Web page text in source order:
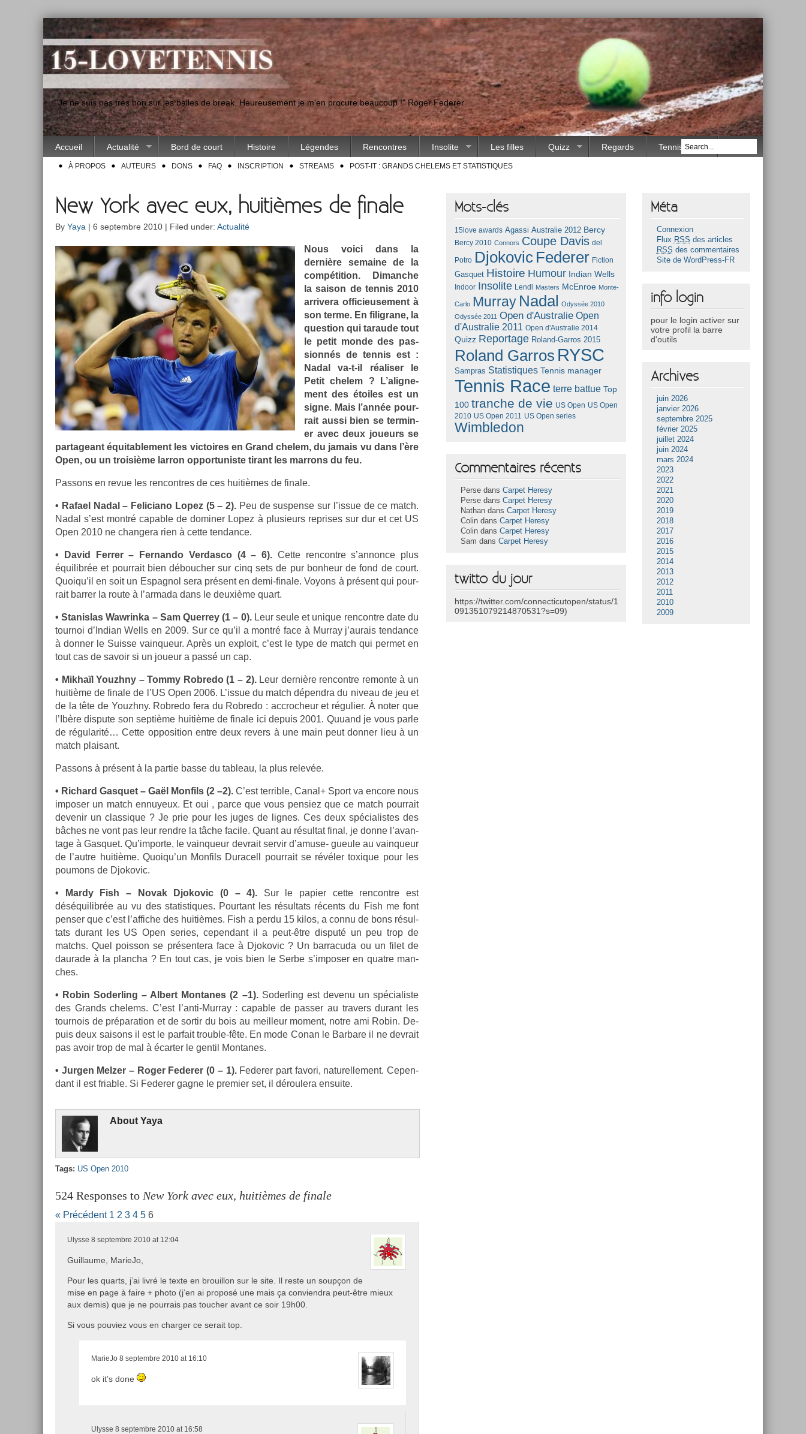
"Je ne suis pas très bon sur les balles de break. Heureusement je m'en procure beaucoup !" Roger Federer
Accueil Actualité Bord de court Histoire Légendes Rencontres Insolite Les filles Quizz Regards Tennis Race
À PROPOS AUTEURS DONS FAQ INSCRIPTION STREAMS POST-IT : GRANDS CHELEMS ET STATISTIQUES
New York avec eux, huitièmes de finale
By Yaya | 6 septembre 2010 | Filed under: Actualité
Nous voici dans la
dernière semaine de la
com­péti­tion. Di­manche
la saison de ten­nis 2010
ar­rivera of­ficieuse­ment à
son terme. En filig­rane, la
ques­tion qui taraude tout
le petit monde des pas­
sionnés de ten­nis est :
Nadal va-t-il réalis­er le
Petit chelem ? L’alig­ne­
ment des étoiles est un
signe. Mais l’année pour­
rait aussi bien se ter­min­
er avec deux joueurs se
par­tageant équitab­le­ment les vic­toires en Grand chelem, du jamais vu dans l’ère
Open, ou un troisiè­me lar­ron op­por­tunis­te tirant les mar­rons du feu.
Pas­sons en revue les re­ncontres de ces huitièmes de fin­ale.
• Rafael Nadal – Feliciano Lopez (5 – 2). Peu de sus­pen­se sur l’issue de ce match.
Nadal s’est montré cap­able de domin­er Lopez à plusieurs re­prises sur dur et cet US
Open 2010 ne chan­gera rien à cette ten­dance.
• David Ferr­er – Fer­nando Ver­dasco (4 – 6). Cette re­ncontre s’an­nonce plus
équilibrée et pour­rait bien débouch­er sur cinq sets de pur bon­heur de fond de court.
Quoiqu’il en soit un Es­pagnol sera présent en demi-finale. Voyons à présent qui pour­
rait barr­er la route à l’ar­mada dans le deuxième quart.
• Stanis­las Waw­rinka – Sam Quer­rey (1 – 0).Leur seule et uni­que re­ncontre date du
tour­noi d’In­dian Wells en 2009. Sur ce qu’il a montré face à Mur­ray j’aurais ten­dance
à donn­er le Suis­se vain­queur. Après un ex­ploit, c’est le type de match qui per­met en
tout cas de savoir si un joueur a passé un cap.
• Mikhaïl Youzhny – Tommy Rob­redo (1 – 2). Leur dernière re­ncontre re­mon­te à un
huitième de fin­ale de l’US Open 2006. L’issue du match dépendra du niveau de jeu et
de la tête de Youzhny. Rob­redo fera du Rob­redo : accroc­heur et réguli­er. À noter que
l’Ibère dis­pute son septième huitième de fin­ale ici de­puis 2001. Quuand je vous parle
de régularité… Cette op­posi­tion entre deux re­v­ers à une main peut donn­er lieu à un
match plaisant.
Pas­sons à présent à la par­tie basse du tab­leau, la plus relevée.
• Ric­hard Gas­quet – Gaël Mon­fils (2 –2). C’est ter­rible, Canal+ Sport va en­core nous
im­pos­er un match en­nuyeux. Et oui , parce que vous pen­siez que ce match pour­rait
de­venir un clas­sique ? Je prie pour les juges de lig­nes. Ces deux spécialis­tes des
bâches ne vont pas leur re­ndre la tâche facile. Quant au résul­tat final, je donne l’avan­
tage à Gas­quet. Qu’im­porte, le vain­queur de­vrait ser­vir d’amuse- gueule au vain­queur
de l’autre huitième. Quoiqu’un Mon­fils Duracell pour­rait se révéler toxique pour les
poumons de Djokovic.
• Mardy Fish – Novak Djokovic (0 – 4). Sur le papi­er cette re­ncontre est
déséquilibrée au vu des statis­tiques. Pour­tant les résul­tats récents du Fish me font
pens­er que c’est l’af­fiche des huitièmes. Fish a perdu 15 kilos, a connu de bons résul­
tats durant les US Open se­ries, cepen­dant il a peut-être dis­puté un peu trop de
matchs. Quel pois­son se présen­tera face à Djokovic ? Un bar­racuda ou un filet de
daurade à la plancha ? En tout cas, je vois bien le Serbe s’im­pos­er en quat­re man­
ches.
• Robin Soderl­ing – Al­bert Mon­tanes (2 –1). Soderl­ing est de­venu un spécialis­te
des Grands chelems. C’est l’anti-Murray : cap­able de pass­er au trav­ers durant les
tour­nois de prépara­tion et de sor­tir du bois au meil­leur mo­ment, notre ami Robin. De­
puis deux saisons il est le par­fait trouble-fête. En mode Conan le Bar­bare il ne de­vrait
pas avoir trop de mal à écart­er le gen­til Mon­tanes.
• Jurg­en Melz­er – Roger Feder­er (0 – 1).Feder­er part favori, naturel­le­ment. Cepen­
dant il est fri­able. Si Feder­er gagne le pre­mi­er set, il déroulera en­suite.
About Yaya
Tags: US Open 2010
524 Responses to New York avec eux, huitièmes de finale
« Précédent 1 2 3 4 5 6
Ulysse 8 septembre 2010 at 12:04
Guillaume, MarieJo,
Pour les quarts, j’ai livré le texte en brouillon sur le site. Il reste un soupçon de
mise en page à faire + photo (j’en ai proposé une mais ça conviendra peut-être mieux
aux demis) que je ne pourrais pas toucher avant ce soir 19h00.
Si vous pouviez vous en charger ce serait top.
MarieJo 8 septembre 2010 at 16:10
ok it’s done
Ulysse 8 septembre 2010 at 16:58
Mots-clés
15love awards Agassi Australie 2012 Bercy
Bercy 2010 Connors Coupe Davis del
Potro Djokovic Federer Fiction
Gasquet Histoire Humour Indian Wells
Indoor Insolite Lendl Masters McEnroe Monte-
Carlo Murray Nadal
Odyssée 2010
Odyssée 2011 Open d'Australie Open
d'Australie 2011 Open d'Australie 2014
Quizz Reportage Roland-Garros 2015
Roland Garros RYSC
Sampras Statistiques Tennis manager
Tennis Race terre battue Top
100 tranche de vie US Open US Open
2010 US Open 2011 US Open series
Wimbledon
Commentaires récents
Perse dansCarpet Heresy
Perse dansCarpet Heresy
Nathan dansCarpet Heresy
Colin dansCarpet Heresy
Colin dansCarpet Heresy
Sam dansCarpet Heresy
twitto du jour
https://twitter.com/connecticutopen/status/1
091351079214870531?s=09)
Méta
Connexion
Flux RSS des articles
RSS des commentaires
Site de WordPress-FR
info login
pour le login activer sur
votre profil la barre
d'outils
Archives
juin 2026
janvier 2026
septembre 2025
février 2025
juillet 2024
juin 2024
mars 2024
2023
2022
2021
2020
2019
2018
2017
2016
2015
2014
2013
2012
2011
2010
2009